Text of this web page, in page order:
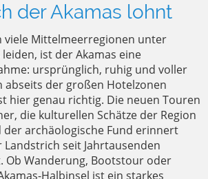
der Akamas lohnt
viele Mittelmeerregionen unter
ist der Akamas eine
ursprünglich, ruhig und voller
abseits der großen Hotelzonen
hier genau richtig. Die neuen Touren
die kulturellen Schätze der Region
der archäologische Fund erinnert
Landstrich seit Jahrtausenden
Ob Wanderung, Bootstour oder
Halbinsel ist ein starkes